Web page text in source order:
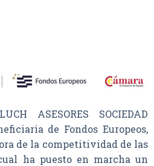
ASESORES SOCIEDAD
de Fondos Europeos,
de la competitividad de las
ha puesto en marcha un